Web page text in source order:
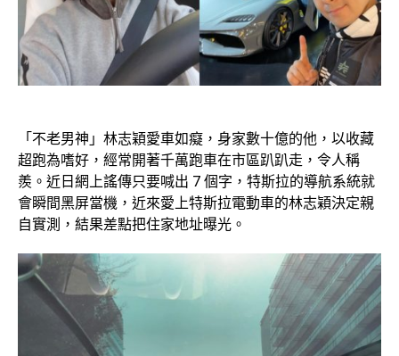
「不老男神」林志穎愛車如癡，身家數十億的他，以收藏
超跑為嗜好，經常開著千萬跑車在市區趴趴走，令人稱
羨。近日網上謠傳只要喊出 7 個字，特斯拉的導航系統就
會瞬間黑屏當機，近來愛上特斯拉電動車的林志穎決定親
自實測，結果差點把住家地址曝光。